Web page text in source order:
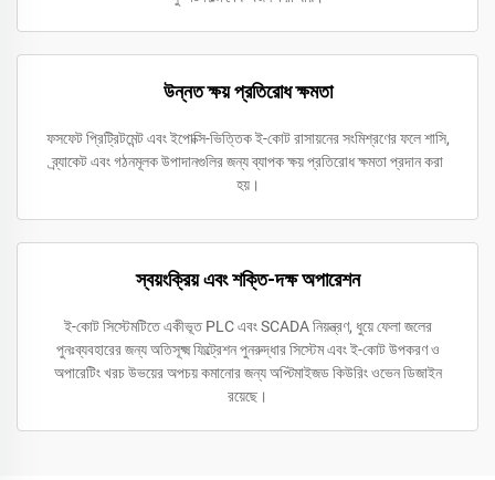
উন্নত ক্ষয় প্রতিরোধ ক্ষমতা
ফসফেট প্রিট্রিটমেন্ট এবং ইপোক্সি-ভিত্তিক ই-কোট রাসায়নের সংমিশ্রণের ফলে শাসি,
ব্র্যাকেট এবং গঠনমূলক উপাদানগুলির জন্য ব্যাপক ক্ষয় প্রতিরোধ ক্ষমতা প্রদান করা
হয়।
স্বয়ংক্রিয় এবং শক্তি-দক্ষ অপারেশন
ই-কোট সিস্টেমটিতে একীভূত PLC এবং SCADA নিয়ন্ত্রণ, ধুয়ে ফেলা জলের
পুনঃব্যবহারের জন্য অতিসূক্ষ্ম ফিল্ট্রেশন পুনরুদ্ধার সিস্টেম এবং ই-কোট উপকরণ ও
অপারেটিং খরচ উভয়ের অপচয় কমানোর জন্য অপ্টিমাইজড কিউরিং ওভেন ডিজাইন
রয়েছে।